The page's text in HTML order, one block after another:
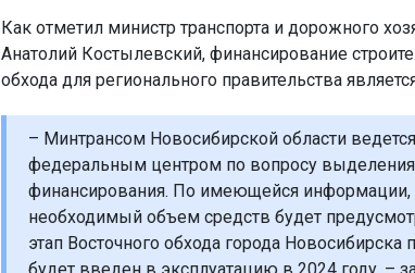
Как отметил министр транспорта и дорожного
Анатолий Костылевский, финансирование
обхода для регионального правительства
– Минтрансом Новосибирской области
федеральным центром по вопросу выделения
финансирования. По имеющейся информации,
необходимый объем средств будет
этап Восточного обхода города